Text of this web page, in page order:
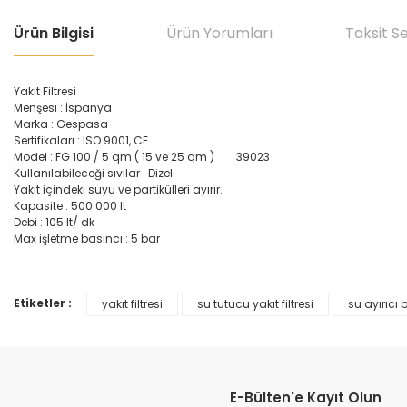
Ürün Bilgisi Ürün Yorumları Taksit
Yakıt Filtresi
Menşesi : İspanya
Marka : Gespasa
Sertifikaları : ISO 9001, CE
Model : FG 100 / 5 qm ( 15 ve 25 qm ) 39023
Kullanılabileceği sıvılar : Dizel
Yakıt içindeki suyu ve partikülleri ayırır.
Kapasite : 500.000 lt
Debi : 105 lt/ dk
Max işletme basıncı : 5 bar
Bu ürünün fiyat bilgisi, resim, ürün açıklamalarında ve diğer
Ürün açıklamasında eksik bilgiler bulunuyor.
Etiketler : yakıt filtresi su tutucu yakıt filtresi su ayırıcı
E-Bülten'e Kayıt Olun